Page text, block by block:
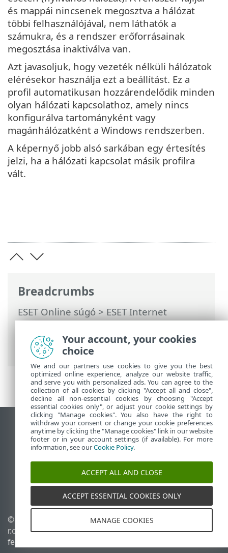
Breadcrumbs
ESET Online súgó>ESET Internet
Security>További beállítások>Védelmek
Hálózati hozzáférés-védelem> Hálózati
kapcsolati profilok
és mappái nincsenek megosztva a hálózat
többi felhasználójával, nem láthatók a
számukra, és a rendszer erőforrásainak
megosztása inaktiválva van.
Azt javasoljuk, hogy vezeték nélküli hálózatok
elérésekor használja ezt a beállítást. Ez a
profil automatikusan hozzárendelődik minden
olyan hálózati kapcsolathoz, amely nincs
konfigurálva tartományként vagy
magánhálózatként a Windows rendszerben.
A képernyő jobb alsó sarkában egy értesítés
jelzi, ha a hálózati kapcsolat másik profilra
vált.
Asztali webhely megtekintése
End of Life
Az ESET tudásbázisa
ESET Fórum
ESET Status Portal
Regionális támogatás
© 1992 - 2026 ESET, spol. s
r.o. – Minden jog
fenntartva.
Cookie-szabályzat
Your account, your cookies
choice
We and our partners use cookies to give you the best
optimized online experience, analyze our website traffic,
and serve you with personalized ads. You can agree to the
collection of all cookies by clicking "Accept all and close",
decline all non-essential cookies by choosing "Accept
essential cookies only", or adjust your cookie settings by
clicking "Manage cookies". You also have the right to
withdraw your consent or change your cookie preferences
anytime by clicking the "Manage cookies" link in our website
footer or in your account settings (if available). For more
information, see ourCookie Policy.
ACCEPT ALL AND CLOSE
ACCEPT ESSENTIAL COOKIES ONLY
MANAGE COOKIES